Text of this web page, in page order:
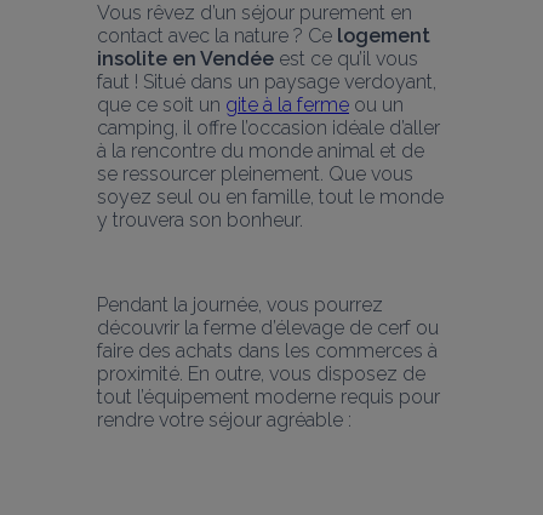
Vous rêvez d’un séjour purement en
contact avec la nature ? Ce logement
insolite en Vendée est ce qu’il vous
faut ! Situé dans un paysage verdoyant,
que ce soit un gite à la ferme ou un
camping, il offre l’occasion idéale d’aller
à la rencontre du monde animal et de
se ressourcer pleinement. Que vous
soyez seul ou en famille, tout le monde
y trouvera son bonheur.
Pendant la journée, vous pourrez
découvrir la ferme d’élevage de cerf ou
faire des achats dans les commerces à
proximité. En outre, vous disposez de
tout l’équipement moderne requis pour
rendre votre séjour agréable :